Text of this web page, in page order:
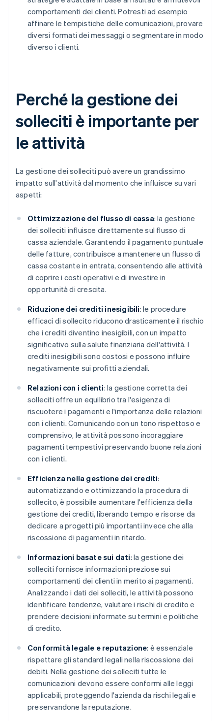
comportamenti dei clienti. Potresti ad esempio
affinare le tempistiche delle comunicazioni, provare
diversi formati dei messaggi o segmentare in modo
diverso i clienti.
Perché la gestione dei
solleciti è importante per
le attività
La gestione dei solleciti può avere un grandissimo
impatto sull'attività dal momento che influisce su vari
aspetti:
Ottimizzazione del flusso di cassa: la gestione
dei solleciti influisce direttamente sul flusso di
cassa aziendale. Garantendo il pagamento puntuale
delle fatture, contribuisce a mantenere un flusso di
cassa costante in entrata, consentendo alle attività
di coprire i costi operativi e di investire in
opportunità di crescita.
Riduzione dei crediti inesigibili: le procedure
efficaci di sollecito riducono drasticamente il rischio
che i crediti diventino inesigibili, con un impatto
significativo sulla salute finanziaria dell'attività. I
crediti inesigibili sono costosi e possono influire
negativamente sui profitti aziendali.
Relazioni con i clienti: la gestione corretta dei
solleciti offre un equilibrio tra l'esigenza di
riscuotere i pagamenti e l'importanza delle relazioni
con i clienti. Comunicando con un tono rispettoso e
comprensivo, le attività possono incoraggiare
pagamenti tempestivi preservando buone relazioni
con i clienti.
Efficienza nella gestione dei crediti:
automatizzando e ottimizzando la procedura di
sollecito, è possibile aumentare l'efficienza della
gestione dei crediti, liberando tempo e risorse da
dedicare a progetti più importanti invece che alla
riscossione di pagamenti in ritardo.
Informazioni basate sui dati: la gestione dei
solleciti fornisce informazioni preziose sui
comportamenti dei clienti in merito ai pagamenti.
Analizzando i dati dei solleciti, le attività possono
identificare tendenze, valutare i rischi di credito e
prendere decisioni informate su termini e politiche
di credito.
Conformità legale e reputazione: è essenziale
rispettare gli standard legali nella riscossione dei
debiti. Nella gestione dei solleciti tutte le
comunicazioni devono essere conformi alle leggi
applicabili, proteggendo l'azienda da rischi legali e
preservandone la reputazione.